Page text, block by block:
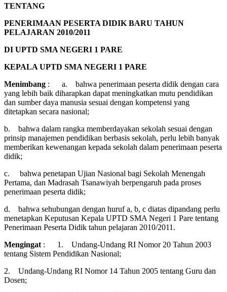
TENTANG
PENERIMAAN PESERTA DIDIK BARU TAHUN
PELAJARAN 2010/2011
DI UPTD SMA NEGERI 1 PARE
KEPALA UPTD SMA NEGERI 1 PARE
Menimbang : a. bahwa penerimaan peserta didik dengan cara
yang lebih baik diharapkan dapat meningkatkan mutu pendidikan
dan sumber daya manusia sesuai dengan kompetensi yang
ditetapkan secara nasional;
b. bahwa dalam rangka memberdayakan sekolah sesuai dengan
prinsip manajemen pendidikan berbasis sekolah, perlu lebih banyak
memberikan kewenangan kepada sekolah dalam penerimaan peserta
didik;
c. bahwa penetapan Ujian Nasional bagi Sekolah Menengah
Pertama, dan Madrasah Tsanawiyah berpengaruh pada proses
penerimaan peserta didik;
d. bahwa sehubungan dengan huruf a, b, c diatas dipandang perlu
menetapkan Keputusan Kepala UPTD SMA Negeri 1 Pare tentang
Penerimaan Peserta Didik tahun pelajaran 2010/2011.
Mengingat : 1. Undang-Undang RI Nomor 20 Tahun 2003
tentang Sistem Pendidikan Nasional;
2. Undang-Undang RI Nomor 14 Tahun 2005 tentang Guru dan
Dosen;